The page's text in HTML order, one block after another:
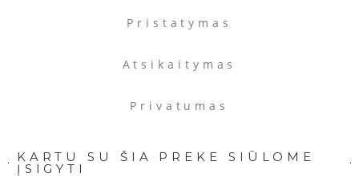
Pristatymas
Atsikaitymas
Privatumas
KARTU SU ŠIA PREKE SIŪLOME
ĮSIGYTI